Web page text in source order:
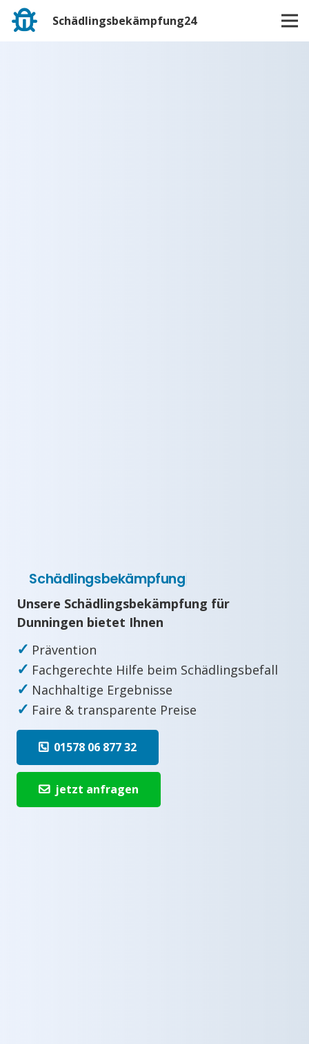
Schädlingsbekämpfung24
Schädlingsbekämpfung
Unsere Schädlingsbekämpfung für
Dunningen bietet Ihnen
✓ Prävention
✓ Fachgerechte Hilfe beim Schädlingsbefall
✓ Nachhaltige Ergebnisse
✓ Faire & transparente Preise
01578 06 877 32
jetzt anfragen